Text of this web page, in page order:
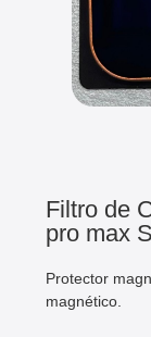
Filtro de
pro max
Protector
magnético.